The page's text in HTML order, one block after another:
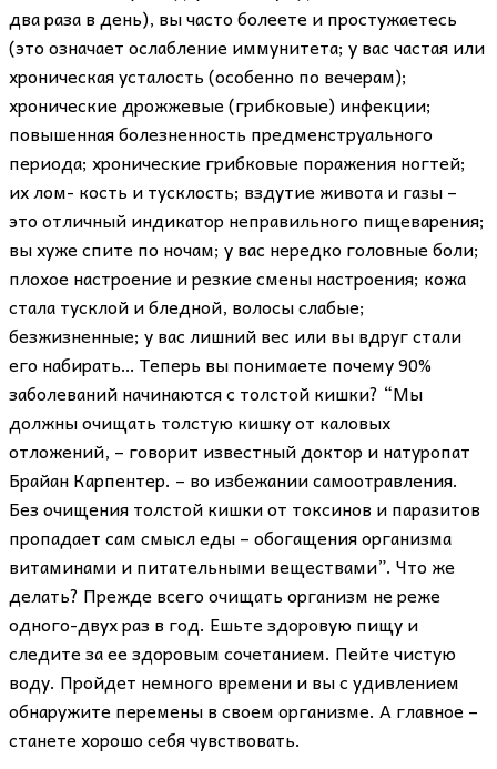
два раза в день), вы часто болеете и простужаетесь
(это означает ослабление иммунитета; у вас частая или
хроническая усталость (особенно по вечерам);
хронические дрожжевые (грибковые) инфекции;
повышенная болезненность предменструального
периода; хронические грибковые поражения ногтей;
их лом- кость и тусклость; вздутие живота и газы –
это отличный индикатор неправильного пищеварения;
вы хуже спите по ночам; у вас нередко головные боли;
плохое настроение и резкие смены настроения; кожа
стала тусклой и бледной, волосы слабые;
безжизненные; у вас лишний вес или вы вдруг стали
его набирать… Теперь вы понимаете почему 90%
заболеваний начинаются с толстой кишки? “Мы
должны очищать толстую кишку от каловых
отложений, – говорит известный доктор и натуропат
Брайан Карпентер. – во избежании самоотравления.
Без очищения толстой кишки от токсинов и паразитов
пропадает сам смысл еды – обогащения организма
витаминами и питательными веществами”. Что же
делать? Прежде всего очищать организм не реже
одного-двух раз в год. Ешьте здоровую пищу и
следите за ее здоровым сочетанием. Пейте чистую
воду. Пройдет немного времени и вы с удивлением
обнаружите перемены в своем организме. А главное –
станете хорошо себя чувствовать.